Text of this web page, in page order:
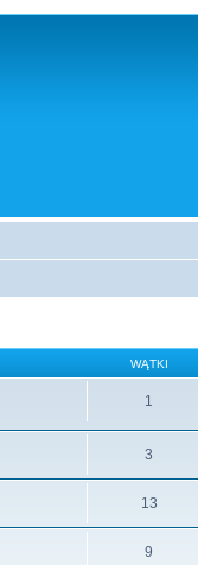
WĄTKI
1
3
13
9